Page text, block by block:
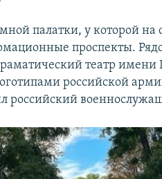
палатки, у которой на
проспекты.
театр имени
российской
российский